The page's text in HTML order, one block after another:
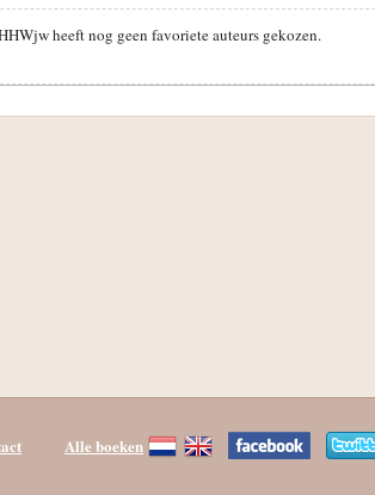
heeft nog geen favoriete auteurs gekozen.
Alle boeken